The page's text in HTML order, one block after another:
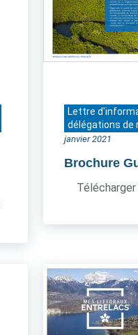
Lettre
délégations de
janvier 2021
Brochure